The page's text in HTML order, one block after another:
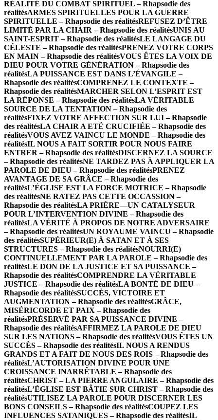
RÉALITÉ DU COMBAT SPIRITUEL – Rhapsodie des
réalitésARMES SPIRITUELLES POUR LA GUERRE
SPIRITUELLE – Rhapsodie des réalitésREFUSEZ D’ÊTRE
LIMITÉ PAR LA CHAIR – Rhapsodie des réalitésUNIS AU
SAINT-ESPRIT – Rhapsodie des réalitésLE LANGAGE DU
CÉLESTE – Rhapsodie des réalitésPRENEZ VOTRE CORPS
EN MAIN – Rhapsodie des réalitésVOUS ÊTES LA VOIX DE
DIEU POUR VOTRE GÉNÉRATION – Rhapsodie des
réalitésLA PUISSANCE EST DANS L’ÉVANGILE –
Rhapsodie des réalitésCOMPRENEZ LE CONTEXTE –
Rhapsodie des réalitésMARCHER SELON L’ESPRIT EST
LA RÉPONSE – Rhapsodie des réalitésLA VÉRITABLE
SOURCE DE LA TENTATION – Rhapsodie des
réalitésFIXEZ VOTRE AFFECTION SUR LUI – Rhapsodie
des réalitésLA CHAIR A ETÉ CRUCIFIÉE – Rhapsodie des
réalitésVOUS AVEZ VAINCU LE MONDE – Rhapsodie des
réalitésIL NOUS A FAIT SORTIR POUR NOUS FAIRE
ENTRER – Rhapsodie des réalitésDISCERNEZ LA SOURCE
– Rhapsodie des réalitésNE TARDEZ PAS À APPLIQUER LA
PAROLE DE DIEU – Rhapsodie des réalitésPRENEZ
AVANTAGE DE SA GRÂCE – Rhapsodie des
réalitésL’ÉGLISE EST LA FORCE MOTRICE – Rhapsodie
des réalitésNE RATEZ PAS CETTE OCCASSION –
Rhapsodie des réalitésLA PRIÈRE—UN CATALYSEUR
POUR L’INTERVENTION DIVINE – Rhapsodie des
réalitésLA VÉRITÉ À PROPOS DE NOTRE ADVERSAIRE
– Rhapsodie des réalitésUN ROYAUME VAINCU – Rhapsodie
des réalitésSUPÉRIEUR(E) À SATAN ET À SES
STRUCTURES – Rhapsodie des réalitésNOURRI(E)
CONTINUELLEMENT PAR LA PAROLE – Rhapsodie des
réalitésLE DON DE LA JUSTICE ET SA PUISSANCE –
Rhapsodie des réalitésCOMPRENDRE LA VÉRITABLE
JUSTICE – Rhapsodie des réalitésLA BONTÉ DE DIEU –
Rhapsodie des réalitésSUCCÈS, VICTOIRE ET
AUGMENTATION – Rhapsodie des réalitésGRÂCE,
MISÉRICORDE ET PAIX – Rhapsodie des
réalitésPRÉSERVÉ PAR SA PUISSANCE DIVINE –
Rhapsodie des réalitésAFFIRMEZ LA PAROLE DE DIEU
SUR LES NATIONS – Rhapsodie des réalitésVOUS ÊTES UN
SUCCÈS – Rhapsodie des réalitésIL NOUS A RENDUS
GRANDS ET A FAIT DE NOUS DES ROIS – Rhapsodie des
réalitésL’AUTORISATION DIVINE POUR UNE
CROISSANCE INARRÊTABLE – Rhapsodie des
réalitésCHRIST – LA PIERRE ANGULAIRE – Rhapsodie des
réalitésL’ÉGLISE EST BÂTIE SUR CHRIST – Rhapsodie des
réalitésUTILISEZ LA PAROLE POUR DISCERNER LES
BONS CONSEILS – Rhapsodie des réalitésCOUPEZ LES
INFLUENCES SATANIQUES – Rhapsodie des réalitésIL